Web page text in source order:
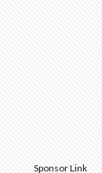
Sponsor Link